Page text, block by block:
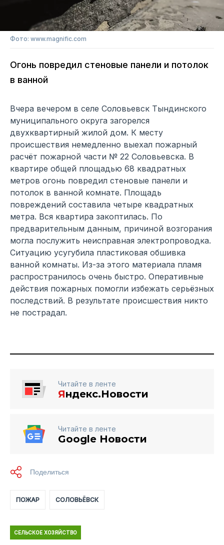
Фото: www.magnific.com
Огонь повредил стеновые панели и потолок
в ванной
Вчера вечером в селе Соловьевск Тындинского
муниципального округа загорелся
двухквартирный жилой дом. К месту
происшествия немедленно выехал пожарный
расчёт пожарной части № 22 Соловьевска. В
квартире общей площадью 68 квадратных
метров огонь повредил стеновые панели и
потолок в ванной комнате. Площадь
повреждений составила четыре квадратных
метра. Вся квартира закоптилась. По
предварительным данным, причиной возгорания
могла послужить неисправная электропроводка.
Ситуацию усугубила пластиковая обшивка
ванной комнаты. Из-за этого материала пламя
распространилось очень быстро. Оперативные
действия пожарных помогли избежать серьёзных
последствий. В результате происшествия никто
не пострадал.
Читайте в ленте
Яндекс.Новости
Читайте в ленте
Google Новости
ПОЖАР СОЛОВЬЁВСК
СЕЛЬСКОЕ ХОЗЯЙСТВО